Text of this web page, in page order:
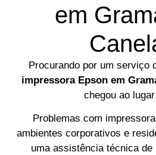
em
Procurando por um serviço
impressora Epson em
chegou ao
Problemas com
ambientes corporativos e
uma assistência técnica